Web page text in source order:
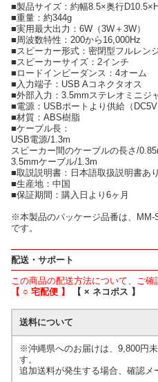
■製品サイズ：約幅8.5×奥行
■重量：約344g
■実用最大出力：6W（3W＋3W）
■周波数特性：200から16,000Hz
■スピーカー形式：密閉型フルレン
■スピーカーサイズ：2インチ
■ロードインピーダンス：4オーム
■入力端子：USB Aコネクタオス
■外部入力：3.5mmステレオミニジ
■電源：USBポートより供給（DC5V
■材質：ABS樹脂
■ケーブル長：
USB電源/1.3m
スピーカー間のケーブルの長さ/
3.5mmケーブル/1.3m
■取説説明書：日本語取扱説明書あり
■生産地：中国
■保証期間：購入日より6ヶ月
※本製品のパッケージ品番は、MM-
です。
配送・サポート
この商品の配送方法について、ご確
【 ○ 宅配便 】
【 × ネコポス 】
送料について
※沖縄県へのお届けは、9,800円
す。
追加送料が発生する場合、確認メ